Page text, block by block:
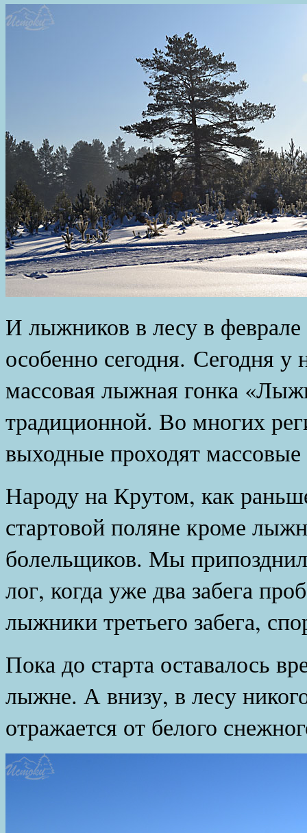
И лыжников в лесу в
особенно сегодня. Сегодня
массовая лыжная гонка
традиционной. Во многих
выходные проходят
Народу на Крутом, как
стартовой поляне кроме
болельщиков. Мы
лог, когда уже два забега
лыжники третьего забега,
Пока до старта оставалось
лыжне. А внизу, в лесу
отражается от белого